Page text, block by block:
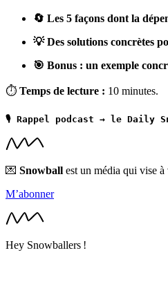
🔄 Les 5 façons dont la
💡 Des solutions concrètes
🎯 Bonus : un exemple
⏱ Temps de lecture : 10 minutes.
🎙️ Rappel podcast → le Daily
💌 Snowball est un média qui vise à
M’abonner
Hey Snowballers !